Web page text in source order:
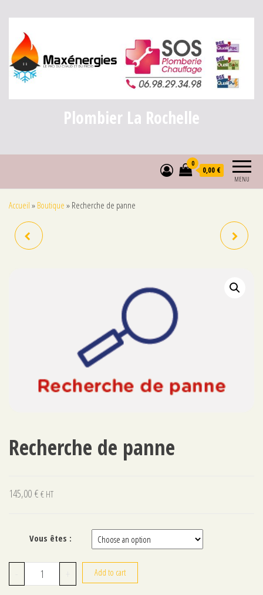
Plombier La Rochelle
MENU
0
0,00 €
Accueil » Boutique » Recherche de panne
Recherche de panne
145,00 € € HT
Vous êtes :
Recherche de panne quantity
Add to cart